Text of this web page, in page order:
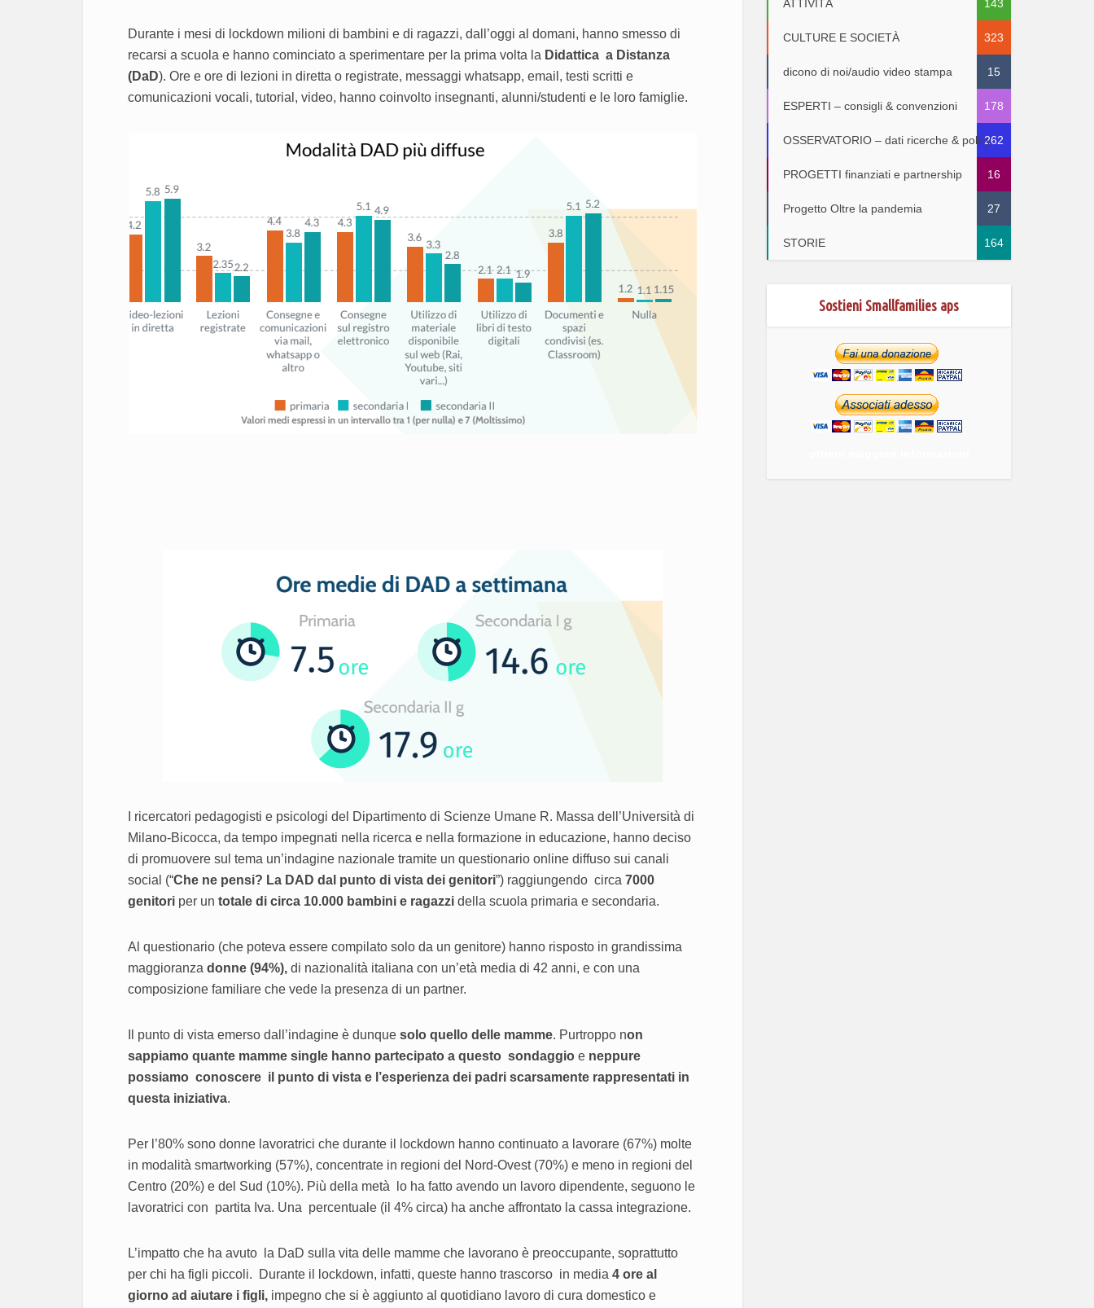
Durante i mesi di lockdown milioni di bambini e di ragazzi, dall’oggi al domani, hanno smesso di
recarsi a scuola e hanno cominciato a sperimentare per la prima volta la Didattica a Distanza
(DaD). Ore e ore di lezioni in diretta o registrate, messaggi whatsapp, email, testi scritti e
comunicazioni vocali, tutorial, video, hanno coinvolto insegnanti, alunni/studenti e le loro famiglie.
I ricercatori pedagogisti e psicologi del Dipartimento di Scienze Umane R. Massa dell’Università di
Milano-Bicocca, da tempo impegnati nella ricerca e nella formazione in educazione, hanno deciso
di promuovere sul tema un’indagine nazionale tramite un questionario online diffuso sui canali
social (“Che ne pensi? La DAD dal punto di vista dei genitori”) raggiungendo circa 7000
genitori per un totale di circa 10.000 bambini e ragazzi della scuola primaria e secondaria.
Al questionario (che poteva essere compilato solo da un genitore) hanno risposto in grandissima
maggioranza donne (94%), di nazionalità italiana con un’età media di 42 anni, e con una
composizione familiare che vede la presenza di un partner.
Il punto di vista emerso dall’indagine è dunque solo quello delle mamme. Purtroppo non
sappiamo quante mamme single hanno partecipato a questo sondaggio e neppure
possiamo conoscere il punto di vista e l’esperienza dei padri scarsamente rappresentati in
questa iniziativa.
Per l’80% sono donne lavoratrici che durante il lockdown hanno continuato a lavorare (67%) molte
in modalità smartworking (57%), concentrate in regioni del Nord-Ovest (70%) e meno in regioni del
Centro (20%) e del Sud (10%). Più della metà lo ha fatto avendo un lavoro dipendente, seguono le
lavoratrici con partita Iva. Una percentuale (il 4% circa) ha anche affrontato la cassa integrazione.
L’impatto che ha avuto la DaD sulla vita delle mamme che lavorano è preoccupante, soprattutto
per chi ha figli piccoli. Durante il lockdown, infatti, queste hanno trascorso in media 4 ore al
giorno ad aiutare i figli, impegno che si è aggiunto al quotidiano lavoro di cura domestico e
ATTIVITÀ 143
CULTURE E SOCIETÀ 323
dicono di noi/audio video stampa 15
ESPERTI – consigli & convenzioni 178
OSSERVATORIO – dati ricerche & policy262
PROGETTI finanziati e partnership 16
Progetto Oltre la pandemia 27
STORIE 164
Sostieni Smallfamilies aps